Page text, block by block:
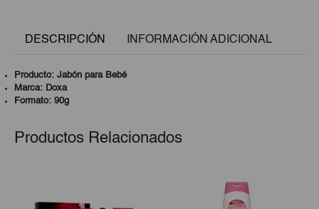
DESCRIPCIÓN INFORMACIÓN ADICIONAL
Producto: Jabón para Bebé
Marca: Doxa
Formato: 90g
Productos Relacionados